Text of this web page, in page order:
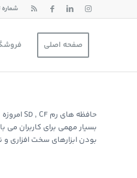
شماره تماس:
صفحه اصلی
بودن ابزارهای سخت افزاری و